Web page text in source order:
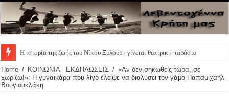
Πατάτες τη
Home / ΚΟΙΝΩΝΙΑ - ΕΚΔΗΛΩΣΕΙΣ / «Αν δεν σηκωθείς τώρα, σε
χωρίζω!»: Η γυναικάρα που λίγο έλειψε να διαλύσει τον γάμο Παπαμιχαήλ-
Βουγιουκλάκη